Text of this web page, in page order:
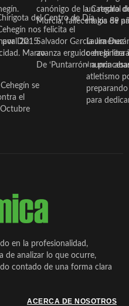
por Día
Marzo
se
el
del Centro de Día
nos felicita el
2015
canónigo de la Catedral
Murcia, fallece a los 89
Salvador García Jiménez
avanza erguido en la
De ‘Puntarrón’ a
un regalo
magia de
Laura
ceheginera
«nunca
atletismo
para
en la profesionalidad,
de analizar lo que ocurre,
contado de una forma clara
ACERCA DE NOSOTROS